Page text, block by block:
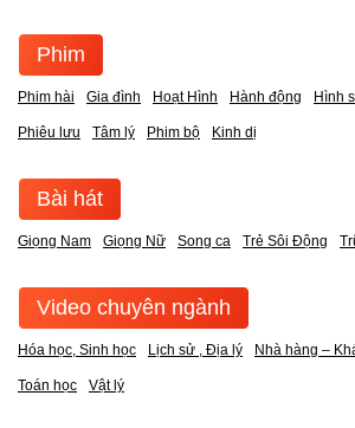
Phim
Phim hài Gia đình Hoạt Hình Hành động Hình
Phiêu lưu Tâm lý Phim bộ Kinh dị
Bài hát
Giọng Nam Giọng Nữ Song ca Trẻ Sôi Động
Video chuyên ngành
Hóa học, Sinh học Lịch sử , Địa lý Nhà hàng –
Toán học Vật lý